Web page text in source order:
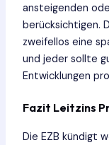
ansteigenden
berücksichtigen.
zweifellos eine
und jeder sollte
Entwicklungen
Fazit Leitzins
Die EZB kündigt